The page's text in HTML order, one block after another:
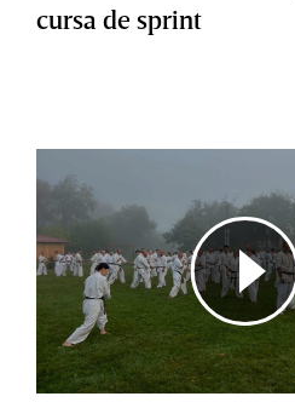
cursa de sprint